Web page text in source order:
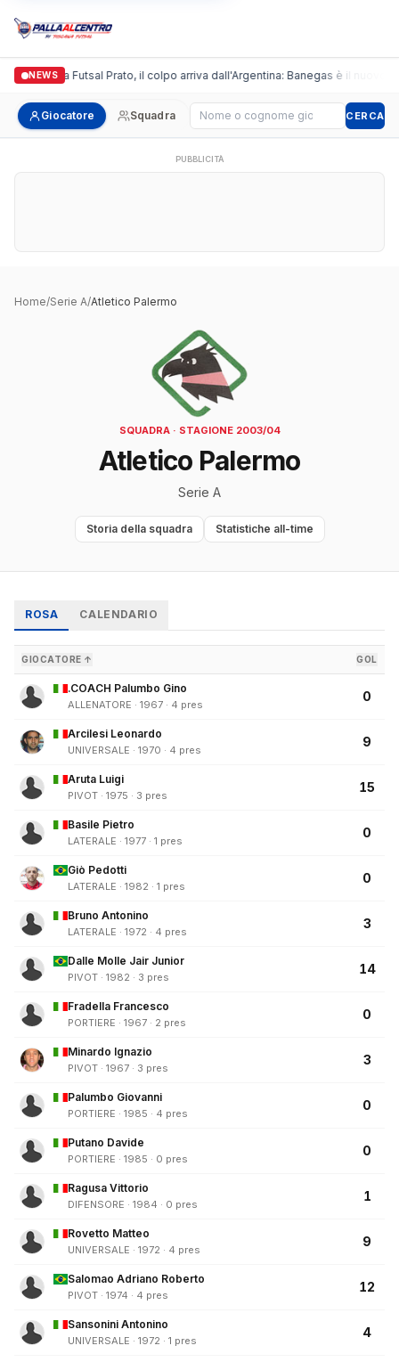
NEWS
Italgronda Futsal Prato, il colpo arriva dall'Argentina: Banegas è il nuovo
Giocatore Squadra Cerca giocatore CERCA
PUBBLICITÀ
Home/Serie A/Atletico Palermo
SQUADRA · STAGIONE 2003/04
Atletico Palermo
Serie A
Storia della squadra Statistiche all-time
ROSA CALENDARIO
GIOCATORE ↑ GOL
.COACH Palumbo Gino
ALLENATORE · 1967 · 4 pres
0
Arcilesi Leonardo
UNIVERSALE · 1970 · 4 pres
9
Aruta Luigi
PIVOT · 1975 · 3 pres
15
Basile Pietro
LATERALE · 1977 · 1 pres
0
Giò Pedotti
LATERALE · 1982 · 1 pres
0
Bruno Antonino
LATERALE · 1972 · 4 pres
3
Dalle Molle Jair Junior
PIVOT · 1982 · 3 pres
14
Fradella Francesco
PORTIERE · 1967 · 2 pres
0
Minardo Ignazio
PIVOT · 1967 · 3 pres
3
Palumbo Giovanni
PORTIERE · 1985 · 4 pres
0
Putano Davide
PORTIERE · 1985 · 0 pres
0
Ragusa Vittorio
DIFENSORE · 1984 · 0 pres
1
Rovetto Matteo
UNIVERSALE · 1972 · 4 pres
9
Salomao Adriano Roberto
PIVOT · 1974 · 4 pres
12
Sansonini Antonino
UNIVERSALE · 1972 · 1 pres
4